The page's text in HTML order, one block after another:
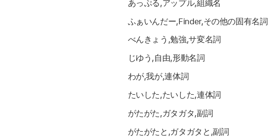
あっぷる,アップル,組織名
ふぁいんだー,Finder,その他の固有名詞
べんきょう,勉強,サ変名詞
じゆう,自由,形動名詞
わが,我が,連体詞
たいした,たいした,連体詞
がたがた,ガタガタ,副詞
がたがたと,ガタガタと,副詞